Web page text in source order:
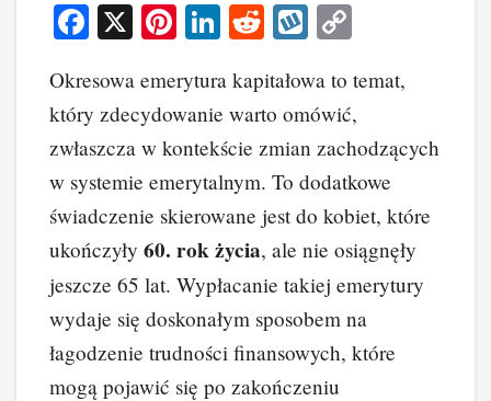
F
c
e
b
o
o
k
X
Pi
er
e
st
Li
k
e
dI
n
R
d
di
t
W
o
p
p
y
Li
n
k
Okresowa emerytura kapitałowa to temat,
który zdecydowanie warto omówić,
zwłaszcza w kontekście zmian zachodzących
w systemie emerytalnym. To dodatkowe
świadczenie skierowane jest do kobiet, które
ukończyły 60. rok życia, ale nie osiągnęły
jeszcze 65 lat. Wypłacanie takiej emerytury
wydaje się doskonałym sposobem na
łagodzenie trudności finansowych, które
mogą pojawić się po zakończeniu